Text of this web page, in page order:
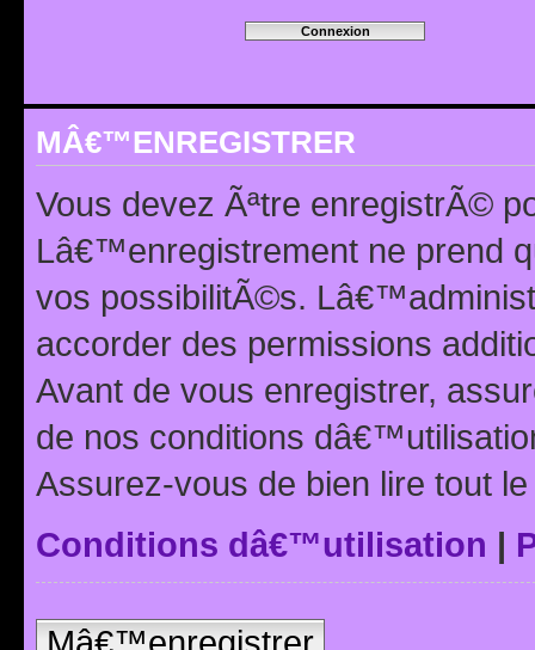
MÂ€™ENREGISTRER
Vous devez Ãªtre enregistrÃ©
Lâ€™enregistrement ne prend
vos possibilitÃ©s.
accorder des permissions
Avant de vous enregistrer,
de nos conditions
Assurez-vous de bien lire tout
Conditions dâ€™utilisation |
Mâ€™enregistrer